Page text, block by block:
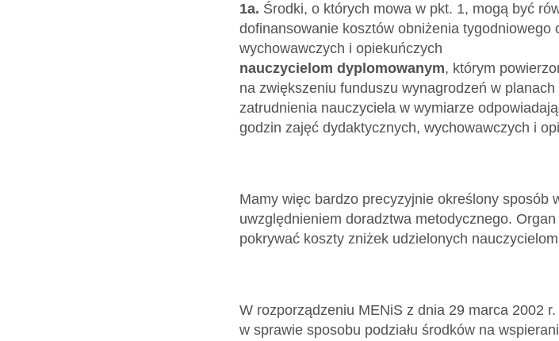
1a. Środki, o których mowa w pkt. 1, mogą być
dofinansowanie kosztów obniżenia
wychowawczych i opiekuńczych
nauczycielom dyplomowanym, którym
na zwiększeniu funduszu wynagrodzeń w
zatrudnienia nauczyciela w wymiarze
godzin zajęć dydaktycznych, wychowawczych i
Mamy więc bardzo precyzyjnie określony sposób
uwzględnieniem doradztwa metodycznego.
pokrywać koszty zniżek udzielonych
W rozporządzeniu MENiS z dnia 29 marca 2002
w sprawie sposobu podziału środków na